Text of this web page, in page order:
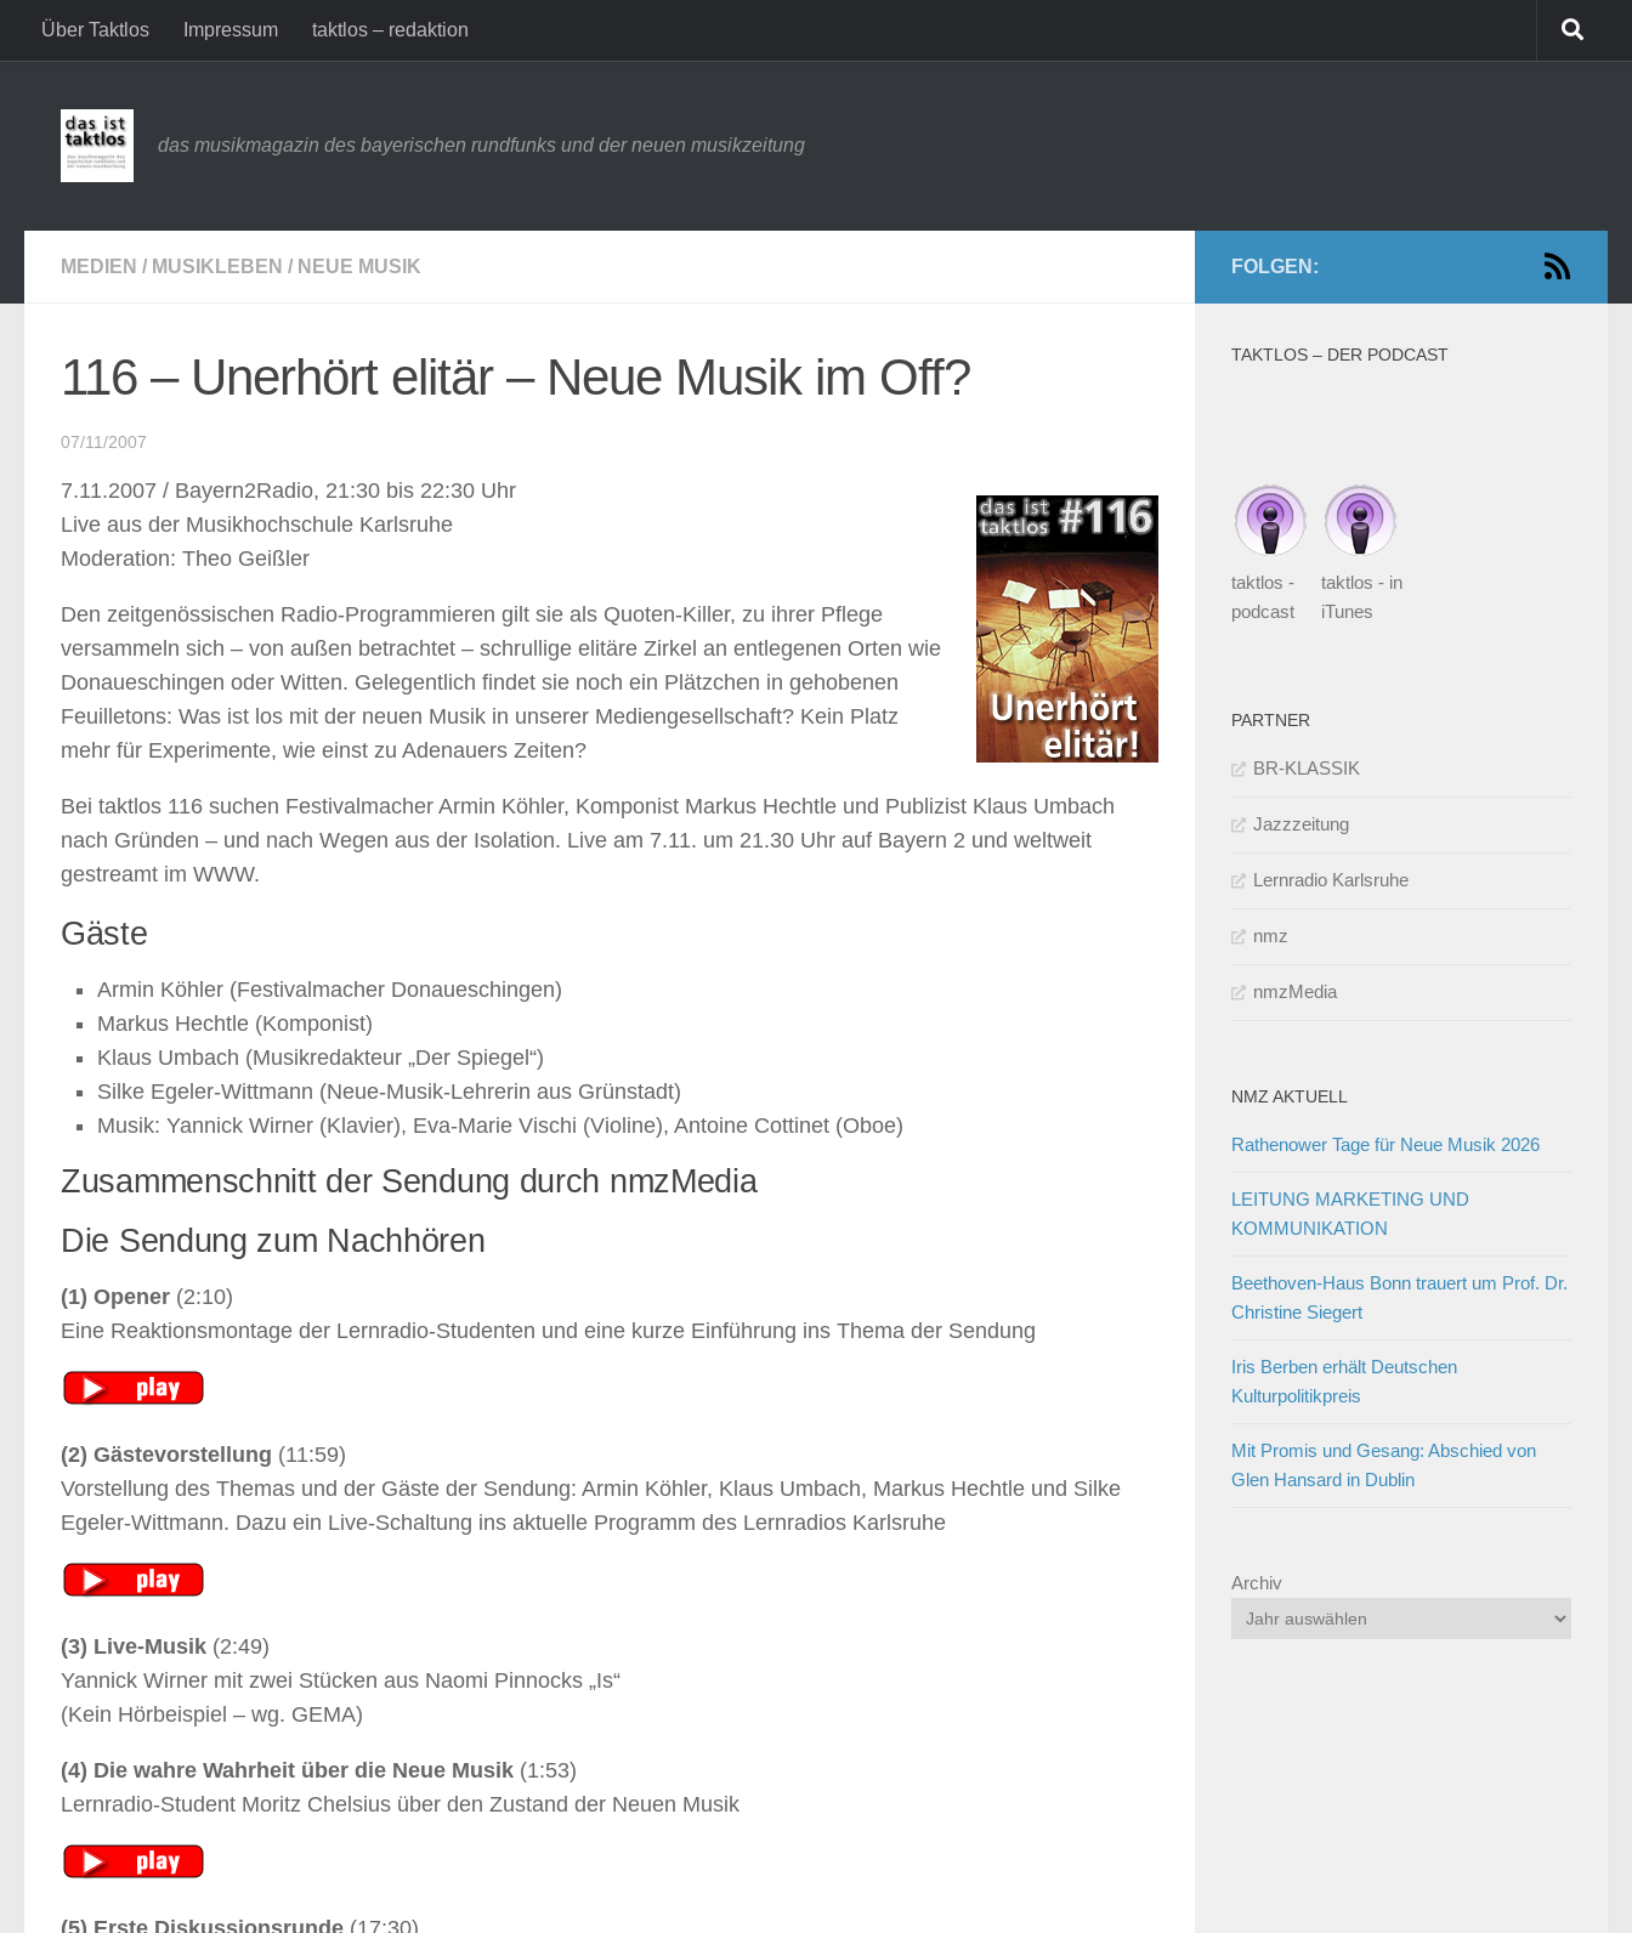
Zum Inhalt springen
Über Taktlos Impressum taktlos – redaktion
das musikmagazin des bayerischen rundfunks und der neuen musikzeitung
MEDIEN / MUSIKLEBEN / NEUE MUSIK
116 – Unerhört elitär – Neue Musik im Off?
07/11/2007
7.11.2007 / Bayern2Radio, 21:30 bis 22:30 Uhr
Live aus der Musikhochschule Karlsruhe
Moderation: Theo Geißler
Den zeitgenössischen Radio-Programmieren gilt sie als Quoten-Killer, zu ihrer Pflege
versammeln sich – von außen betrachtet – schrullige elitäre Zirkel an entlegenen Orten wie
Donaueschingen oder Witten. Gelegentlich findet sie noch ein Plätzchen in gehobenen
Feuilletons: Was ist los mit der neuen Musik in unserer Mediengesellschaft? Kein Platz
mehr für Experimente, wie einst zu Adenauers Zeiten?
Bei taktlos 116 suchen Festivalmacher Armin Köhler, Komponist Markus Hechtle und Publizist Klaus Umbach
nach Gründen – und nach Wegen aus der Isolation. Live am 7.11. um 21.30 Uhr auf Bayern 2 und weltweit
gestreamt im WWW.
Gäste
Armin Köhler (Festivalmacher Donaueschingen)
Markus Hechtle (Komponist)
Klaus Umbach (Musikredakteur „Der Spiegel“)
Silke Egeler-Wittmann (Neue-Musik-Lehrerin aus Grünstadt)
Musik: Yannick Wirner (Klavier), Eva-Marie Vischi (Violine), Antoine Cottinet (Oboe)
Zusammenschnitt der Sendung durch nmzMedia
Die Sendung zum Nachhören
(1) Opener (2:10)
Eine Reaktionsmontage der Lernradio-Studenten und eine kurze Einführung ins Thema der Sendung
(2) Gästevorstellung (11:59)
Vorstellung des Themas und der Gäste der Sendung: Armin Köhler, Klaus Umbach, Markus Hechtle und Silke
Egeler-Wittmann. Dazu ein Live-Schaltung ins aktuelle Programm des Lernradios Karlsruhe
(3) Live-Musik (2:49)
Yannick Wirner mit zwei Stücken aus Naomi Pinnocks „Is“
(Kein Hörbeispiel – wg. GEMA)
(4) Die wahre Wahrheit über die Neue Musik (1:53)
Lernradio-Student Moritz Chelsius über den Zustand der Neuen Musik
(5) Erste Diskussionsrunde (17:30)
FOLGEN:
TAKTLOS – DER PODCAST
taktlos -
podcast
taktlos - in
iTunes
PARTNER
BR-KLASSIK
Jazzzeitung
Lernradio Karlsruhe
nmz
nmzMedia
NMZ AKTUELL
Rathenower Tage für Neue Musik 2026
LEITUNG MARKETING UND
KOMMUNIKATION
Beethoven-Haus Bonn trauert um Prof. Dr.
Christine Siegert
Iris Berben erhält Deutschen
Kulturpolitikpreis
Mit Promis und Gesang: Abschied von
Glen Hansard in Dublin
Archiv